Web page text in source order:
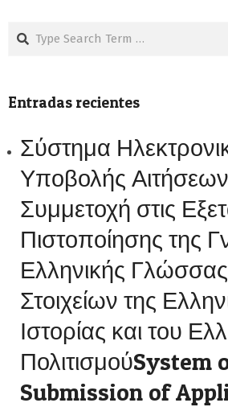
Search
Entradas recientes
Σύστημα
Υποβολής Αιτήσεων
Συμμετοχή στις
Πιστοποίησης της
Ελληνικής Γλώσσας
Στοιχείων της
Ιστορίας και του
Submission of